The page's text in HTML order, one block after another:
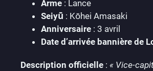
Arme : Lance
Seiyū : Kōhei Amasaki
Anniversaire : 3 avril
Date d’arrivée bannière de
Description officielle : « Vice-